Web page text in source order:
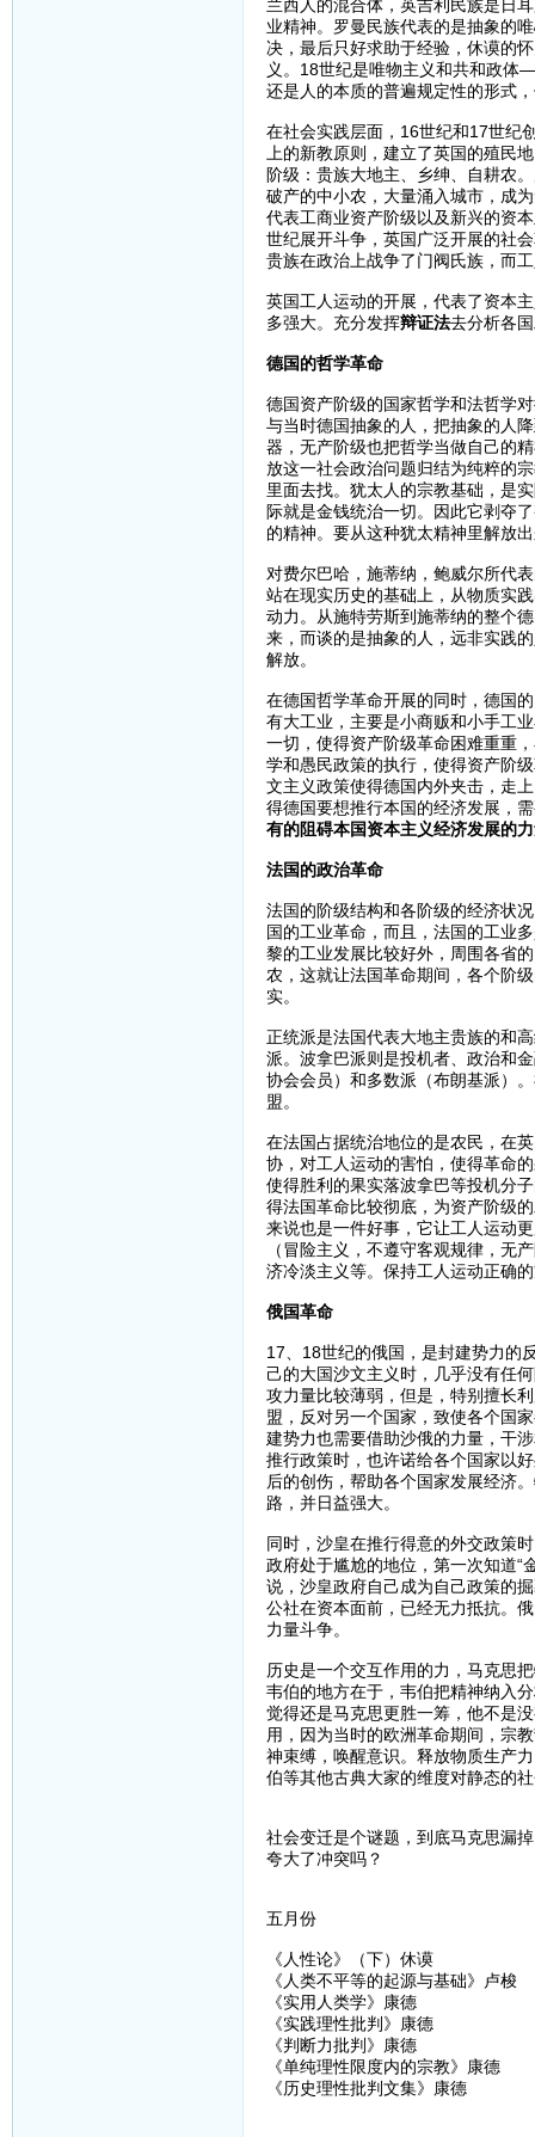
兰西人的混合体，英吉利民族是日
业精神。罗曼民族代表的是抽象的
决，最后只好求助于经验，休谟的
义。18世纪是唯物主义和共和政体
还是人的本质的普遍规定性的形式
在社会实践层面，16世纪和17世纪
上的新教原则，建立了英国的殖民
阶级：贵族大地主、乡绅、自耕农
破产的中小农，大量涌入城市，成
代表工商业资产阶级以及新兴的资
世纪展开斗争，英国广泛开展的社
贵族在政治上战争了门阀氏族，而
英国工人运动的开展，代表了资本
多强大。充分发挥辩证法去分析各
德国的哲学革命
德国资产阶级的国家哲学和法哲学
与当时德国抽象的人，把抽象的人
器，无产阶级也把哲学当做自己的
放这一社会政治问题归结为纯粹的
里面去找。犹太人的宗教基础，是
际就是金钱统治一切。因此它剥夺
的精神。要从这种犹太精神里解放
对费尔巴哈，施蒂纳，鲍威尔所代
站在现实历史的基础上，从物质实
动力。从施特劳斯到施蒂纳的整个
来，而谈的是抽象的人，远非实践
解放。
在德国哲学革命开展的同时，德国
有大工业，主要是小商贩和小手工
一切，使得资产阶级革命困难重重
学和愚民政策的执行，使得资产阶
文主义政策使得德国内外夹击，走
得德国要想推行本国的经济发展，
有的阻碍本国资本主义经济发展的
法国的政治革命
法国的阶级结构和各阶级的经济状
国的工业革命，而且，法国的工业
黎的工业发展比较好外，周围各省
农，这就让法国革命期间，各个阶
实。
正统派是法国代表大地主贵族的和
派。波拿巴派则是投机者、政治和
协会会员）和多数派（布朗基派）
盟。
在法国占据统治地位的是农民，在
协，对工人运动的害怕，使得革命
使得胜利的果实落波拿巴等投机分
得法国革命比较彻底，为资产阶级
来说也是一件好事，它让工人运动
（冒险主义，不遵守客观规律，无
济冷淡主义等。保持工人运动正确
俄国革命
17、18世纪的俄国，是封建势力的
己的大国沙文主义时，几乎没有任
攻力量比较薄弱，但是，特别擅长
盟，反对另一个国家，致使各个国
建势力也需要借助沙俄的力量，干
推行政策时，也许诺给各个国家以
后的创伤，帮助各个国家发展经济
路，并日益强大。
同时，沙皇在推行得意的外交政策
政府处于尴尬的地位，第一次知道“
说，沙皇政府自己成为自己政策的
公社在资本面前，已经无力抵抗。
力量斗争。
历史是一个交互作用的力，马克思
韦伯的地方在于，韦伯把精神纳入
觉得还是马克思更胜一筹，他不是
用，因为当时的欧洲革命期间，宗
神束缚，唤醒意识。释放物质生产
伯等其他古典大家的维度对静态的
社会变迁是个谜题，到底马克思漏
夸大了冲突吗？
五月份
《人性论》（下）休谟
《人类不平等的起源与基础》卢梭
《实用人类学》康德
《实践理性批判》康德
《判断力批判》康德
《单纯理性限度内的宗教》康德
《历史理性批判文集》康德